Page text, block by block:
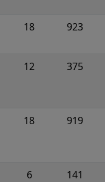
18 923
12 375
18 919
6 141